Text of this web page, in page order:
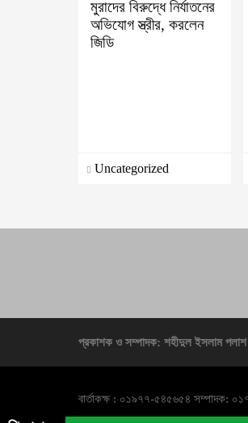
মুরাদের বিরুদ্ধে নির্যাতনের
অভিযোগ স্ত্রীর, করলেন
জিডি
Uncategorized
প্রকাশক ও সম্পাদক: শহীদুল ইসলাম
বার্তাকক্ষ : ০১৯৭৭-৫৪৫৬৫৪ সম্পাদক: